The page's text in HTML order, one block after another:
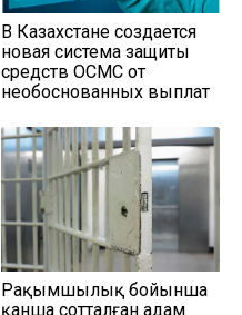
В Казахстане создается
новая система защиты
средств ОСМС от
необоснованных выплат
Рақымшылық бойынша
қанша сотталған адам